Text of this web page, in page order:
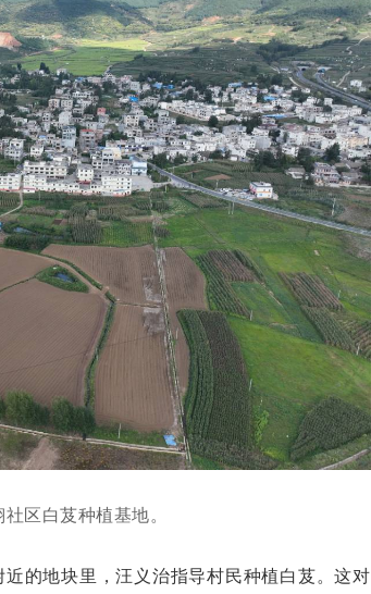
区白芨种植基地。
的地块里，汪义治指导村民种植白芨。这对